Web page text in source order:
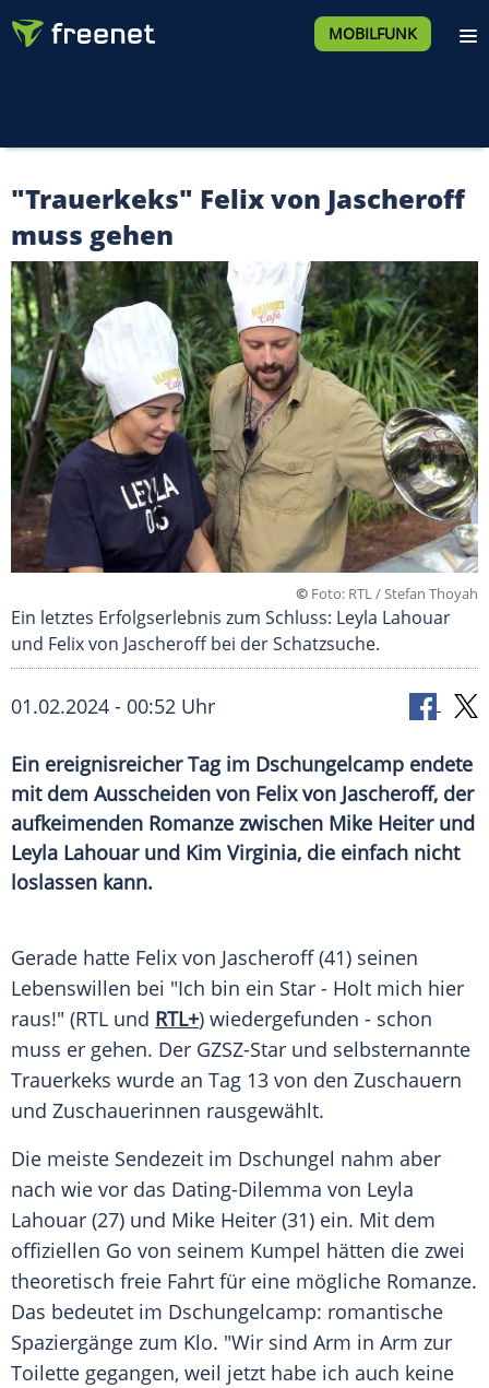
MOBILFUNK
"Trauerkeks" Felix von Jascheroff
muss gehen
© Foto: RTL / Stefan Thoyah
Ein letztes Erfolgserlebnis zum Schluss: Leyla Lahouar
und Felix von Jascheroff bei der Schatzsuche.
01.02.2024 - 00:52 Uhr
Ein ereignisreicher Tag im Dschungelcamp endete
mit dem Ausscheiden von Felix von Jascheroff, der
aufkeimenden Romanze zwischen Mike Heiter und
Leyla Lahouar und Kim Virginia, die einfach nicht
loslassen kann.
Gerade hatte Felix von Jascheroff(41) seinen
Lebenswillen bei "Ich bin ein Star - Holt mich hier
raus!" (RTL und RTL+) wiedergefunden - schon
muss er gehen. Der GZSZ-Star und selbsternannte
Trauerkeks wurde an Tag 13 von den Zuschauern
und Zuschauerinnen rausgewählt.
Die meiste Sendezeit im Dschungel nahm aber
nach wie vor das Dating-Dilemma von Leyla
Lahouar (27) und Mike Heiter (31) ein. Mit dem
offiziellen Go von seinem Kumpel hätten die zwei
theoretisch freie Fahrt für eine mögliche Romanze.
Das bedeutet im Dschungelcamp: romantische
Spaziergänge zum Klo. "Wir sind Arm in Arm zur
Toilette gegangen, weil jetzt habe ich auch keine